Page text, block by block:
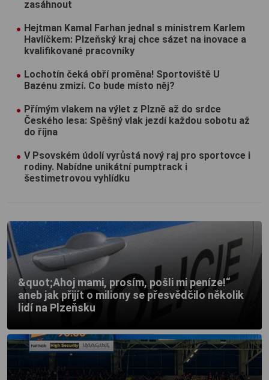
zasáhnout
Hejtman Kamal Farhan jednal s ministrem Karlem
Havlíčkem: Plzeňský kraj chce sázet na inovace a
kvalifikované pracovníky
Lochotín čeká obří proměna! Sportoviště U
Bazénu zmizí. Co bude místo něj?
Přímým vlakem na výlet z Plzně až do srdce
Českého lesa: Spěšný vlak jezdí každou sobotu až
do října
V Psovském údolí vyrůstá nový raj pro sportovce i
rodiny. Nabídne unikátní pumptrack i
šestimetrovou vyhlídku
&quot;Ahoj mami, prosím, pošli mi peníze!“
aneb jak přijít o miliony se přesvědčilo několik
lidí na Plzeňsku